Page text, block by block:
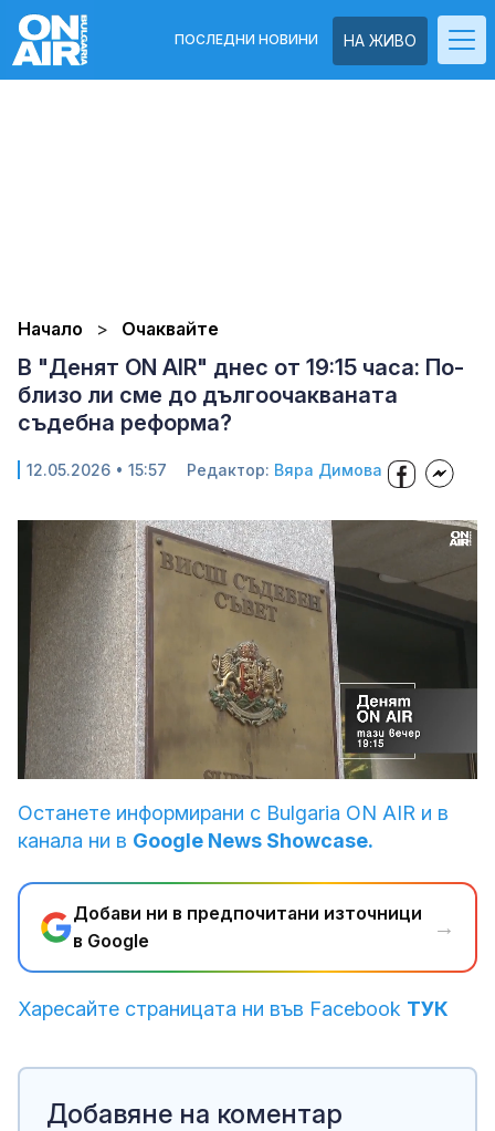
НА ЖИВО
ПОСЛЕДНИ НОВИНИ
Начало Очаквайте
В "Денят ON AIR" днес от 19:15 часа: По-
близо ли сме до дългоочакваната
съдебна реформа?
12.05.2026 • 15:57 Редактор: Вяра Димова
Unmute Loaded
100.00%
Останете информирани с Bulgaria ON AIR и в
канала ни в Google News Showcase.
Добави ни в предпочитани източници
в Google
→
Харесайте страницата ни във Facebook ТУК
Добавяне на коментар